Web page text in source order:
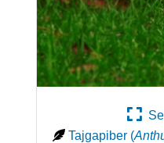
Se
Tajgapiber (